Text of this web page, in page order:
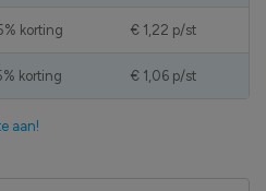
korting € 1,22 p/st
korting € 1,06p/st
aan!